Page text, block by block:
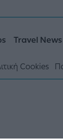
Travel News
Cookies